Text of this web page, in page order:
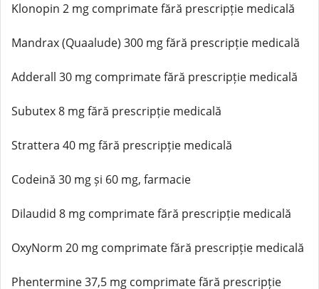
Klonopin 2 mg comprimate fără prescripție medicală
Mandrax (Quaalude) 300 mg fără prescripție medicală
Adderall 30 mg comprimate fără prescripție medicală
Subutex 8 mg fără prescripție medicală
Strattera 40 mg fără prescripție medicală
Codeină 30 mg și 60 mg, farmacie
Dilaudid 8 mg comprimate fără prescripție medicală
OxyNorm 20 mg comprimate fără prescripție medicală
Phentermine 37,5 mg comprimate fără prescripție